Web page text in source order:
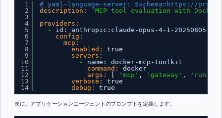
1
2
3
4
5
6
7
8
9
10
11
12
13
14
# yaml-language-server: $schema=https://
description:
'MCP tool evaluation with Docker
providers:
-
id : anthropic : claude-opus-4-1-20250805
config:
mcp:
enabled:
true
servers:
-
name :
docker-mcp-toolkit
command:
docker
args:
'mcp' , 'gateway' , 'run'
verbose:
true
debug:
true
次に、アプリケーションエージェントのプロンプトを定義します。